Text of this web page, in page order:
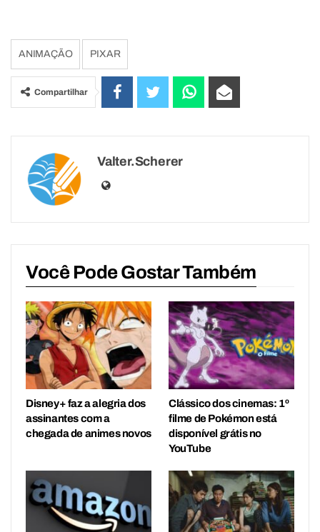
ANIMAÇÃO PIXAR
Compartilhar
Valter.scherer
Você Pode Gostar Também
Disney+ faz a alegria dos
assinantes com a
chegada de animes novos
Clássico dos cinemas: 1º
filme de Pokémon está
disponível grátis no
YouTube